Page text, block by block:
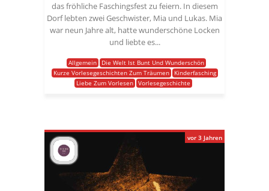
das fröhliche Faschingsfest zu feiern. In diesem
Dorf lebten zwei Geschwister, Mia und Lukas. Mia
war neun Jahre alt, hatte wunderschöne Locken
und liebte es...
Allgemein
Die Welt Ist Bunt Und Wunderschön
Kurze Vorlesegeschichten Zum Träumen
Kinderfasching
Liebe Zum Vorlesen
Vorlesegeschichte
vor 3 Jahren